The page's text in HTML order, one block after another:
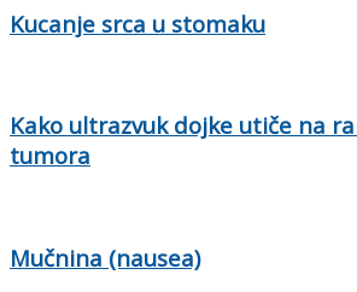
Kucanje srca u stomaku
Kako ultrazvuk dojke utiče na
tumora
Mučnina (nausea)